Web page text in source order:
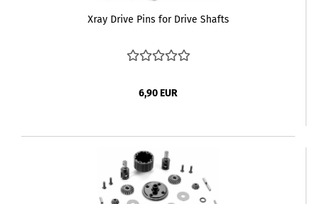
Xray Drive Pins for Drive Shafts
6,90 EUR